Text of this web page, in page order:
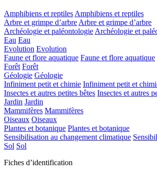
Amphibiens et reptiles Amphibiens et reptiles
Arbre et grimpe d’arbre Arbre et grimpe d’arbre
Archéologie et paléontologie Archéologie et
Eau Eau
Evolution Evolution
Faune et flore aquatique Faune et flore aquatique
Forêt Forêt
Géologie Géologie
Infiniment petit et chimie Infiniment petit et
Insectes et autres petites bêtes Insectes et autres
Jardin Jardin
Mammifères Mammifères
Oiseaux Oiseaux
Plantes et botanique Plantes et botanique
Sensibilisation au changement climatique
Sol Sol
Fiches d’identification